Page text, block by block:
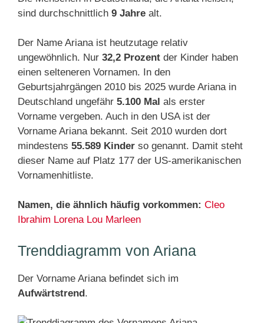
sind durchschnittlich 9 Jahre alt.
Der Name Ariana ist heutzutage relativ
ungewöhnlich. Nur 32,2 Prozent der Kinder haben
einen selteneren Vornamen. In den
Geburtsjahrgängen 2010 bis 2025 wurde Ariana in
Deutschland ungefähr 5.100 Mal als erster
Vorname vergeben. Auch in den USA ist der
Vorname Ariana bekannt. Seit 2010 wurden dort
mindestens 55.589 Kinder so genannt. Damit steht
dieser Name auf Platz 177 der US-amerikanischen
Vornamenhitliste.
Namen, die ähnlich häufig vorkommen: Cleo
Ibrahim Lorena Lou Marleen
Trenddiagramm von Ariana
Der Vorname Ariana befindet sich im
Aufwärtstrend.